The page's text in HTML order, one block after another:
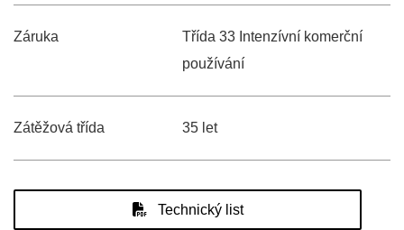
Záruka
Třída 33 Intenzívní komerční
používání
Zátěžová třída 35 let
Technický list